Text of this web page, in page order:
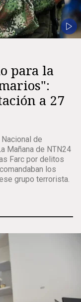
para la
a 27
de
Mañana de NTN24
Farc por delitos
los
grupo terrorista.